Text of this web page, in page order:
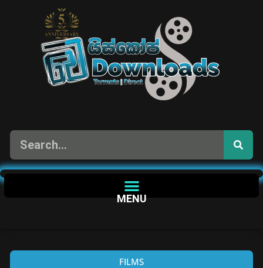
MENU
FILMS